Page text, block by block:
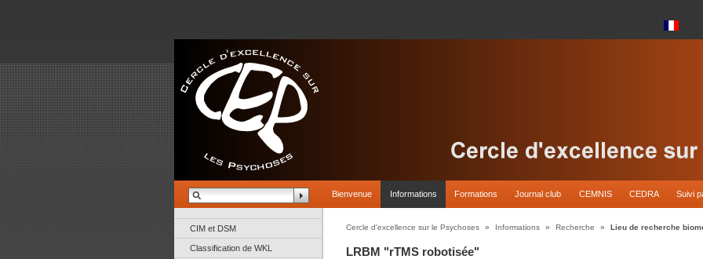
Bienvenue Informations Formations Journal club CEMNIS CEDRA Suivi
CIM et DSM
Classification de WKL
Cercle d'excellence sur le Psychoses » Informations » Recherche » Lieu de recherche
LRBM "rTMS robotisée"